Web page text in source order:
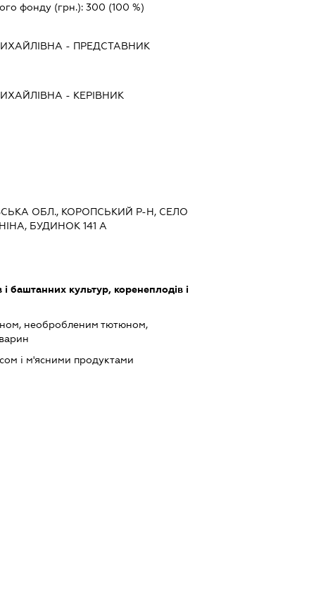
фонду (грн.): 300 (100 %)
- ПРЕДСТАВНИК
- КЕРІВНИК
ОБЛ., КОРОПСЬКИЙ Р-Н, СЕЛО
БУДИНОК 141 А
баштанних культур, коренеплодів і
необробленим тютюном,
і м'ясними продуктами